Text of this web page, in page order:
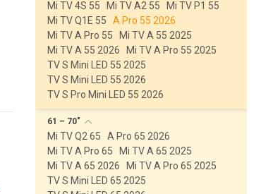
Mi TV 4S 55 Mi TV A2 55
Mi TV P1 55
Mi TV Q1E 55
A Pro 55 2026
Mi TV A Pro 55
Mi TV A 55 2025
Mi TV A 55 2026
Mi TV A Pro 55 2025
TV S Mini LED 55 2025
TV S Mini LED 55 2026
TV S Pro Mini LED 55 2026
61 – 70"
Mi TV Q2 65
A Pro 65 2026
Mi TV A Pro 65
Mi TV A 65 2025
Mi TV A 65 2026
Mi TV A Pro 65 2025
TV S Mini LED 65 2025